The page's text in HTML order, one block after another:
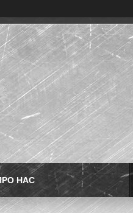
НАС